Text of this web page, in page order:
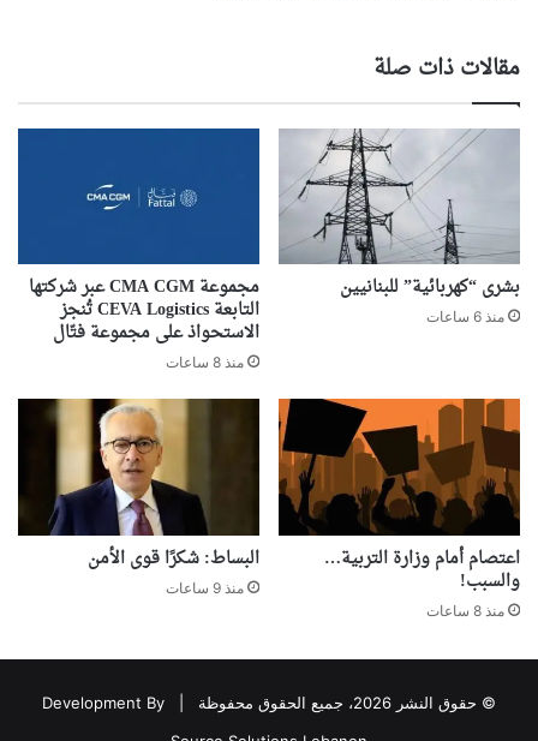
مقالات ذات صلة
بشرى “كهربائية” للبنانيين
منذ 6 ساعات
مجموعة CMA CGM عبر شركتها
التابعة CEVA Logistics تُنجز
الاستحواذ على مجموعة فتّال
منذ 8 ساعات
اعتصام أمام وزارة التربية…
والسبب!
منذ 8 ساعات
البساط: شكرًا قوى الأمن
منذ 9 ساعات
© حقوق النشر 2026، جميع الحقوق محفوظة |
Development By